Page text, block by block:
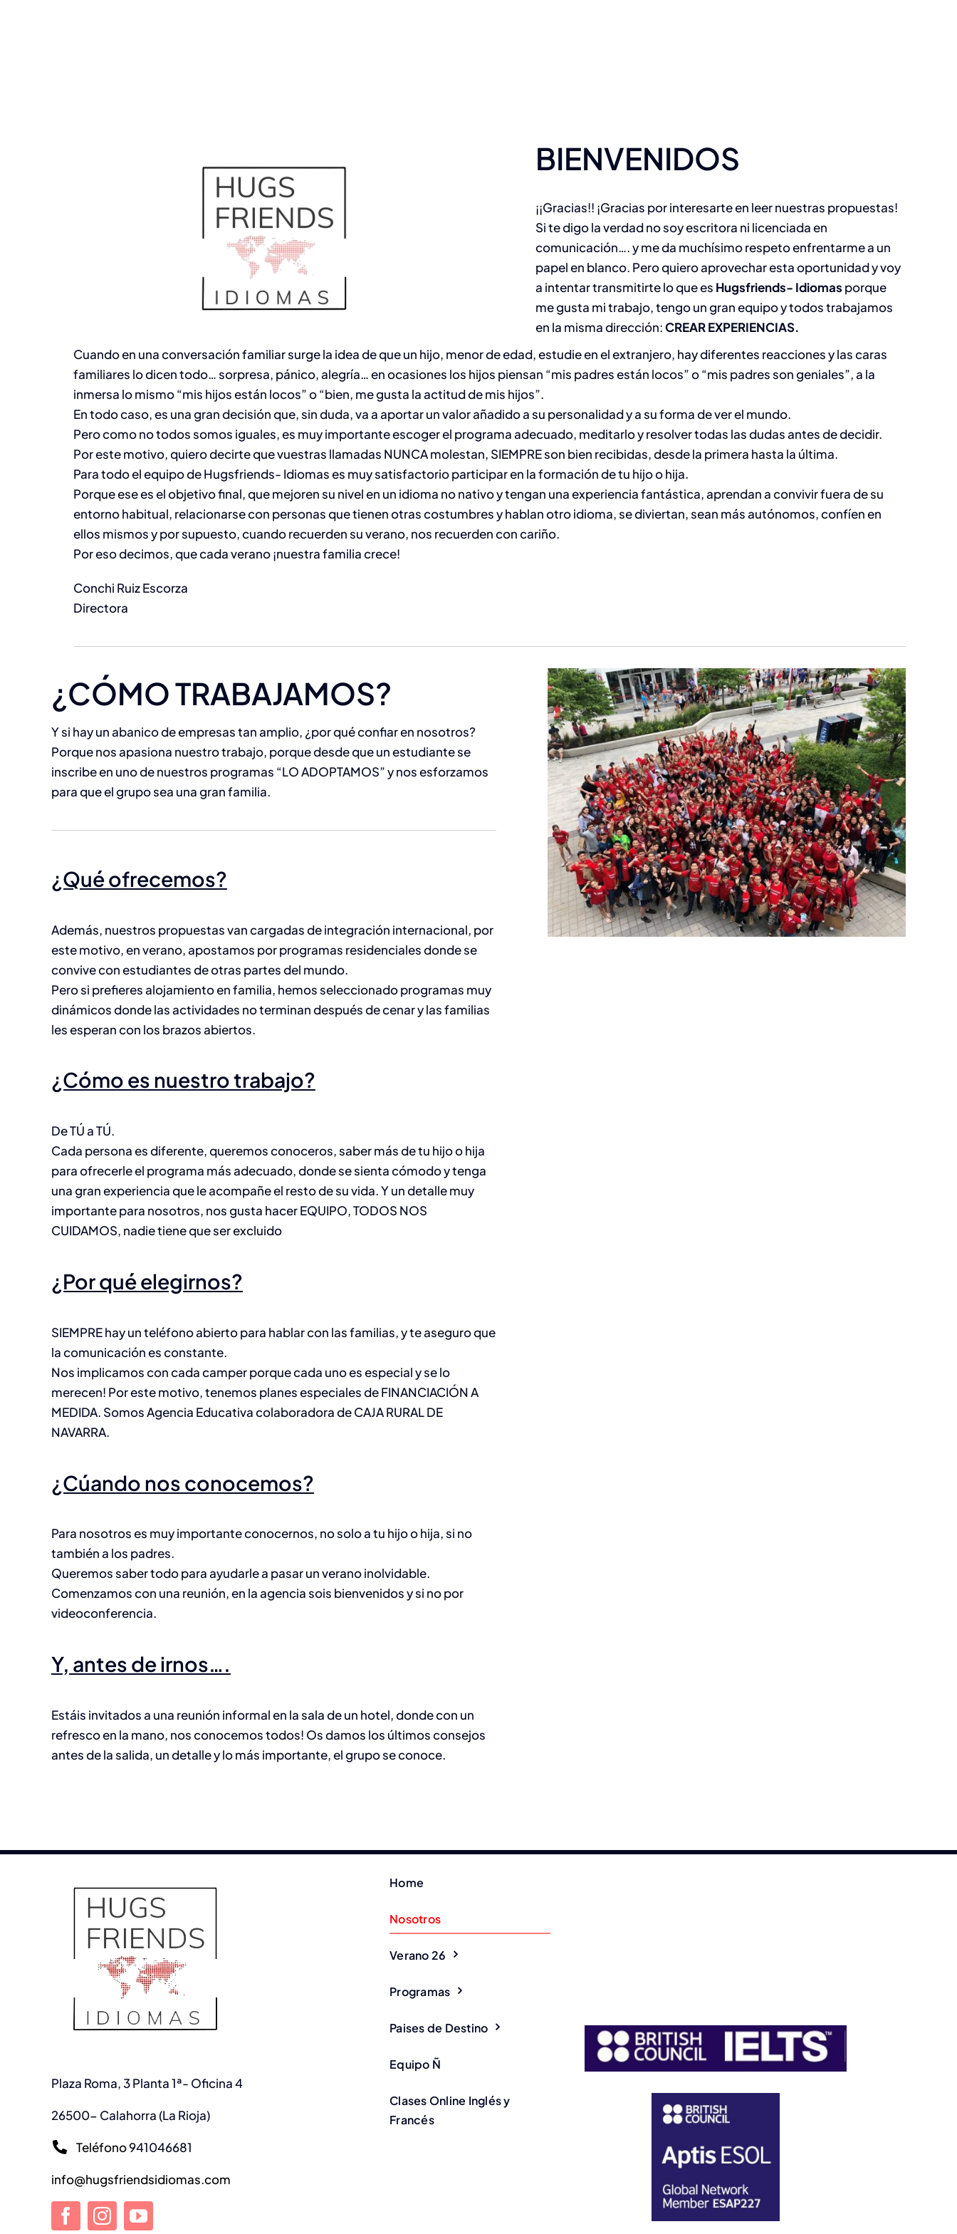
BIENVENIDOS
¡¡Gracias!! ¡Gracias por interesarte en leer nuestras propuestas!
Si te digo la verdad no soy escritora ni licenciada en
comunicación…. y me da muchísimo respeto enfrentarme a un
papel en blanco. Pero quiero aprovechar esta oportunidad y voy
a intentar transmitirte lo que es Hugsfriends- Idiomas porque
me gusta mi trabajo, tengo un gran equipo y todos trabajamos
en la misma dirección:CREAR EXPERIENCIAS.
Cuando en una conversación familiar surge la idea de que un hijo, menor de edad, estudie en el extranjero, hay diferentes reacciones y las caras
familiares lo dicen todo… sorpresa, pánico, alegría… en ocasiones los hijos piensan “mis padres están locos” o “mis padres son geniales”, a la
inmersa lo mismo “mis hijos están locos” o “bien, me gusta la actitud de mis hijos”.
En todo caso, es una gran decisión que, sin duda, va a aportar un valor añadido a su personalidad y a su forma de ver el mundo.
Pero como no todos somos iguales, es muy importante escoger el programa adecuado, meditarlo y resolver todas las dudas antes de decidir.
Por este motivo, quiero decirte que vuestras llamadas NUNCA molestan, SIEMPRE son bien recibidas, desde la primera hasta la última.
Para todo el equipo de Hugsfriends- Idiomas es muy satisfactorio participar en la formación de tu hijo o hija.
Porque ese es el objetivo final, que mejoren su nivel en un idioma no nativo y tengan una experiencia fantástica, aprendan a convivir fuera de su
entorno habitual, relacionarse con personas que tienen otras costumbres y hablan otro idioma, se diviertan, sean más autónomos, confíen en
ellos mismos y por supuesto, cuando recuerden su verano, nos recuerden con cariño.
Por eso decimos, que cada verano ¡nuestra familia crece!
Conchi Ruiz Escorza
Directora
¿CÓMO TRABAJAMOS?
Y si hay un abanico de empresas tan amplio, ¿por qué confiar en nosotros?
Porque nos apasiona nuestro trabajo, porque desde que un estudiante se
inscribe en uno de nuestros programas “LO ADOPTAMOS” y nos esforzamos
para que el grupo sea una gran familia.
¿Qué ofrecemos?
Además, nuestros propuestas van cargadas de integración internacional, por
este motivo, en verano, apostamos por programas residenciales donde se
convive con estudiantes de otras partes del mundo.
Pero si prefieres alojamiento en familia, hemos seleccionado programas muy
dinámicos donde las actividades no terminan después de cenar y las familias
les esperan con los brazos abiertos.
¿Cómo es nuestro trabajo?
De TÚ a TÚ.
Cada persona es diferente, queremos conoceros, saber más de tu hijo o hija
para ofrecerle el programa más adecuado, donde se sienta cómodo y tenga
una gran experiencia que le acompañe el resto de su vida. Y un detalle muy
importante para nosotros, nos gusta hacer EQUIPO, TODOS NOS
CUIDAMOS, nadie tiene que ser excluido
¿Por qué elegirnos?
SIEMPRE hay un teléfono abierto para hablar con las familias, y te aseguro que
la comunicación es constante.
Nos implicamos con cada camper porque cada uno es especial y se lo
merecen! Por este motivo, tenemos planes especiales de FINANCIACIÓN A
MEDIDA. Somos Agencia Educativa colaboradora de CAJA RURAL DE
NAVARRA.
¿Cúando nos conocemos?
Para nosotros es muy importante conocernos, no solo a tu hijo o hija, si no
también a los padres.
Queremos saber todo para ayudarle a pasar un verano inolvidable.
Comenzamos con una reunión, en la agencia sois bienvenidos y si no por
videoconferencia.
Y, antes de irnos….
Estáis invitados a una reunión informal en la sala de un hotel, donde con un
refresco en la mano, nos conocemos todos! Os damos los últimos consejos
antes de la salida, un detalle y lo más importante, el grupo se conoce.
Plaza Roma, 3 Planta 1ª- Oficina 4
26500- Calahorra (La Rioja)
Teléfono941046681
info@hugsfriendsidiomas.com
Home
Nosotros
Verano 26
Programas
Paises de Destino
Equipo Ñ
Clases Online Inglés y
Francés